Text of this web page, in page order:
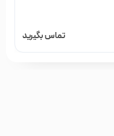
تماس بگیرید